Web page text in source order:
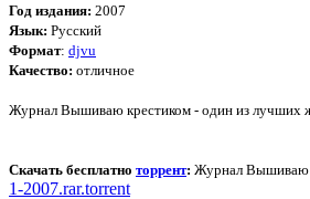
Год издания: 2007
Язык: Русский
Формат: djvu
Качество: отличное
Журнал Вышиваю крестиком - один из лучших
Скачать бесплатно торрент: Журнал Вышиваю
1-2007.rar.torrent